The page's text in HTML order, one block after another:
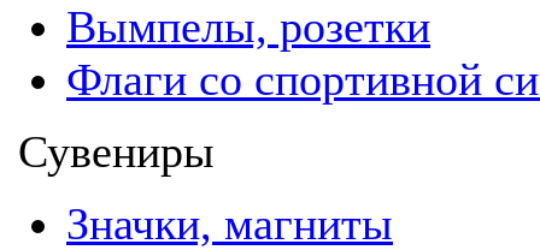
Вымпелы, розетки
Флаги со спортивной
Сувениры
Значки, магниты